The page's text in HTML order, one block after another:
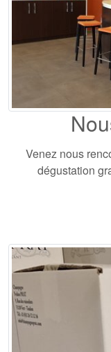
Venez nous
dégustation